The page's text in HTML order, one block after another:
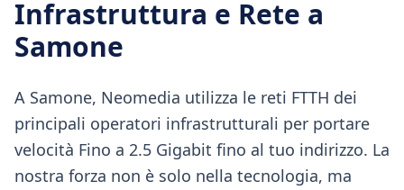
Infrastruttura e Rete a
Samone
A Samone, Neomedia utilizza le reti FTTH dei
principali operatori infrastrutturali per portare
velocità Fino a 2.5 Gigabit fino al tuo indirizzo. La
nostra forza non è solo nella tecnologia, ma